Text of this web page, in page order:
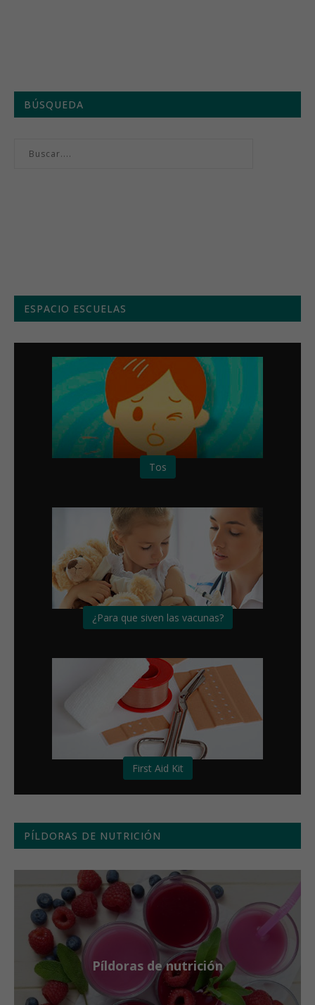
BÚSQUEDA
ESPACIO ESCUELAS
Tos
¿Para que siven las vacunas?
First Aid Kit
PÍLDORAS DE NUTRICIÓN
Píldoras de nutrición